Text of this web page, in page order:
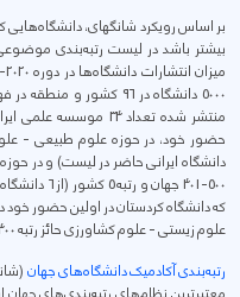
بر اساس رویکرد شانگهای، دانشگاه‌هایی
5000 دانشگاه در 96
منتشر شده تعداد 34
دانشگاه ایرانی حاضر در لیست) و در
500-401
که دانشگاه کردستان در اولین حضور خود
علوم زیستی - علوم کشاورزی حائز رتبه 400-301 شده بود.
رتبه‌بندی آکادمیک دانشگاه‌های جهان